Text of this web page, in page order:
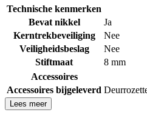
Technische kenmerken
Bevat nikkel
Ja
Kerntrekbeveiliging
Nee
Veiligheidsbeslag
Nee
Stiftmaat
8 mm
Accessoires
Accessoires bijgeleverd
Lees meer